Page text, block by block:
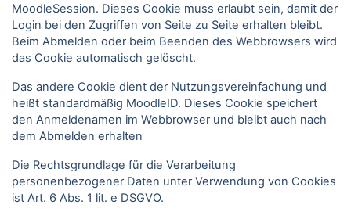
MoodleSession. Dieses Cookie muss erlaubt sein, damit der
Login bei den Zugriffen von Seite zu Seite erhalten bleibt.
Beim Abmelden oder beim Beenden des Webbrowsers wird
das Cookie automatisch gelöscht.
Das andere Cookie dient der Nutzungsvereinfachung und
heißt standardmäßig MoodleID. Dieses Cookie speichert
den Anmeldenamen im Webbrowser und bleibt auch nach
dem Abmelden erhalten
Die Rechtsgrundlage für die Verarbeitung
personenbezogener Daten unter Verwendung von Cookies
ist Art. 6 Abs. 1 lit. e DSGVO.